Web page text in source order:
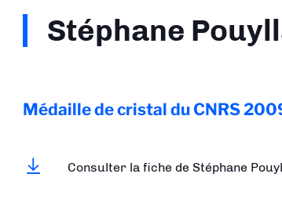
Stéphane
Médaille de cristal du CNRS
Consulter la fiche de Stéphane